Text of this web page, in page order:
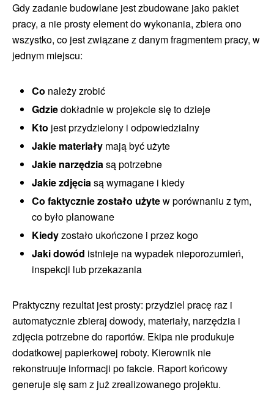
Gdy zadanie budowlane jest zbudowane jako pakiet
pracy, a nie prosty element do wykonania, zbiera ono
wszystko, co jest związane z danym fragmentem pracy, w
jednym miejscu:
Co należy zrobić
Gdziedokładnie w projekcie się to dzieje
Kto jest przydzielony i odpowiedzialny
Jakie materiały mają być użyte
Jakie narzędziasą potrzebne
Jakie zdjęciasą wymagane i kiedy
Co faktycznie zostało użytew porównaniu z tym,
co było planowane
Kiedyzostało ukończone i przez kogo
Jaki dowód istnieje na wypadek nieporozumień,
inspekcji lub przekazania
Praktyczny rezultat jest prosty: przydziel pracę raz i
automatycznie zbieraj dowody, materiały, narzędzia i
zdjęcia potrzebne do raportów. Ekipa nie produkuje
dodatkowej papierkowej roboty. Kierownik nie
rekonstruuje informacji po fakcie. Raport końcowy
generuje się sam z już zrealizowanego projektu.